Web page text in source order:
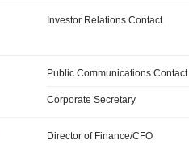
Investor Relations Contact
Public Communications Contact
Corporate Secretary
Director of Finance/CFO